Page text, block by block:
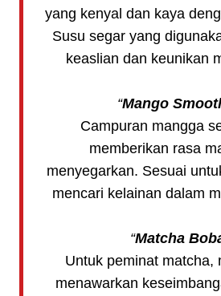
yang kenyal dan kaya
Susu segar yang
keaslian dan keunikan
“Mango
Campuran mangga
memberikan rasa
menyegarkan. Sesuai
mencari kelainan dalam
“Matcha
Untuk peminat matcha,
menawarkan